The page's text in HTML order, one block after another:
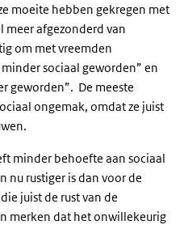
moeite hebben gekregen met
meer afgezonderd van
om met vreemden
sociaal geworden” en
geworden”. De meeste
ongemak, omdat ze juist
minder behoefte aan sociaal
nu rustiger is dan voor de
juist de rust van de
merken dat het onwillekeurig